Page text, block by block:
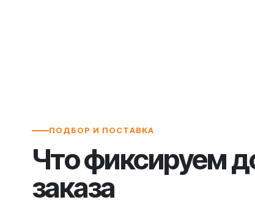
ПОДБОР И ПОСТАВКА
Что фиксируем
заказа